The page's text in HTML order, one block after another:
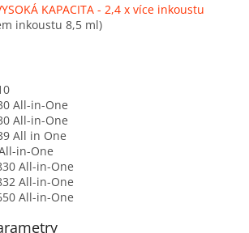
KAPACITA - 2,4 x více inkoustu
inkoustu 8,5 ml)
All-in-One
All-in-One
All in One
in-One
All-in-One
All-in-One
All-in-One